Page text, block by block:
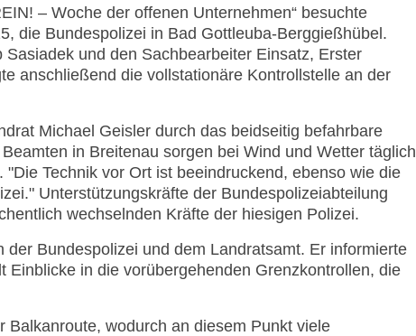
– Woche der offenen Unternehmen“ besuchte
die Bundespolizei in Bad Gottleuba-Berggießhübel.
und den Sachbearbeiter Einsatz, Erster
anschließend die vollstationäre Kontrollstelle an der
Michael Geisler durch das beidseitig befahrbare
in Breitenau sorgen bei Wind und Wetter täglich
Technik vor Ort ist beeindruckend, ebenso wie die
Unterstützungskräfte der Bundespolizeiabteilung
wechselnden Kräfte der hiesigen Polizei.
Bundespolizei und dem Landratsamt. Er informierte
in die vorübergehenden Grenzkontrollen, die
wodurch an diesem Punkt viele